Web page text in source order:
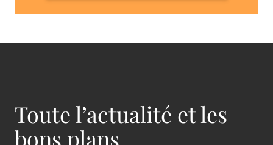
Toute l’actualité et les
bons plans